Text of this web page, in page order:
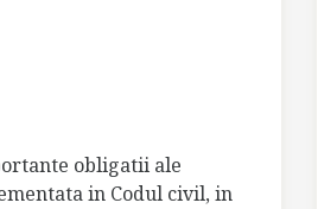
obligatii ale
in Codul civil, in